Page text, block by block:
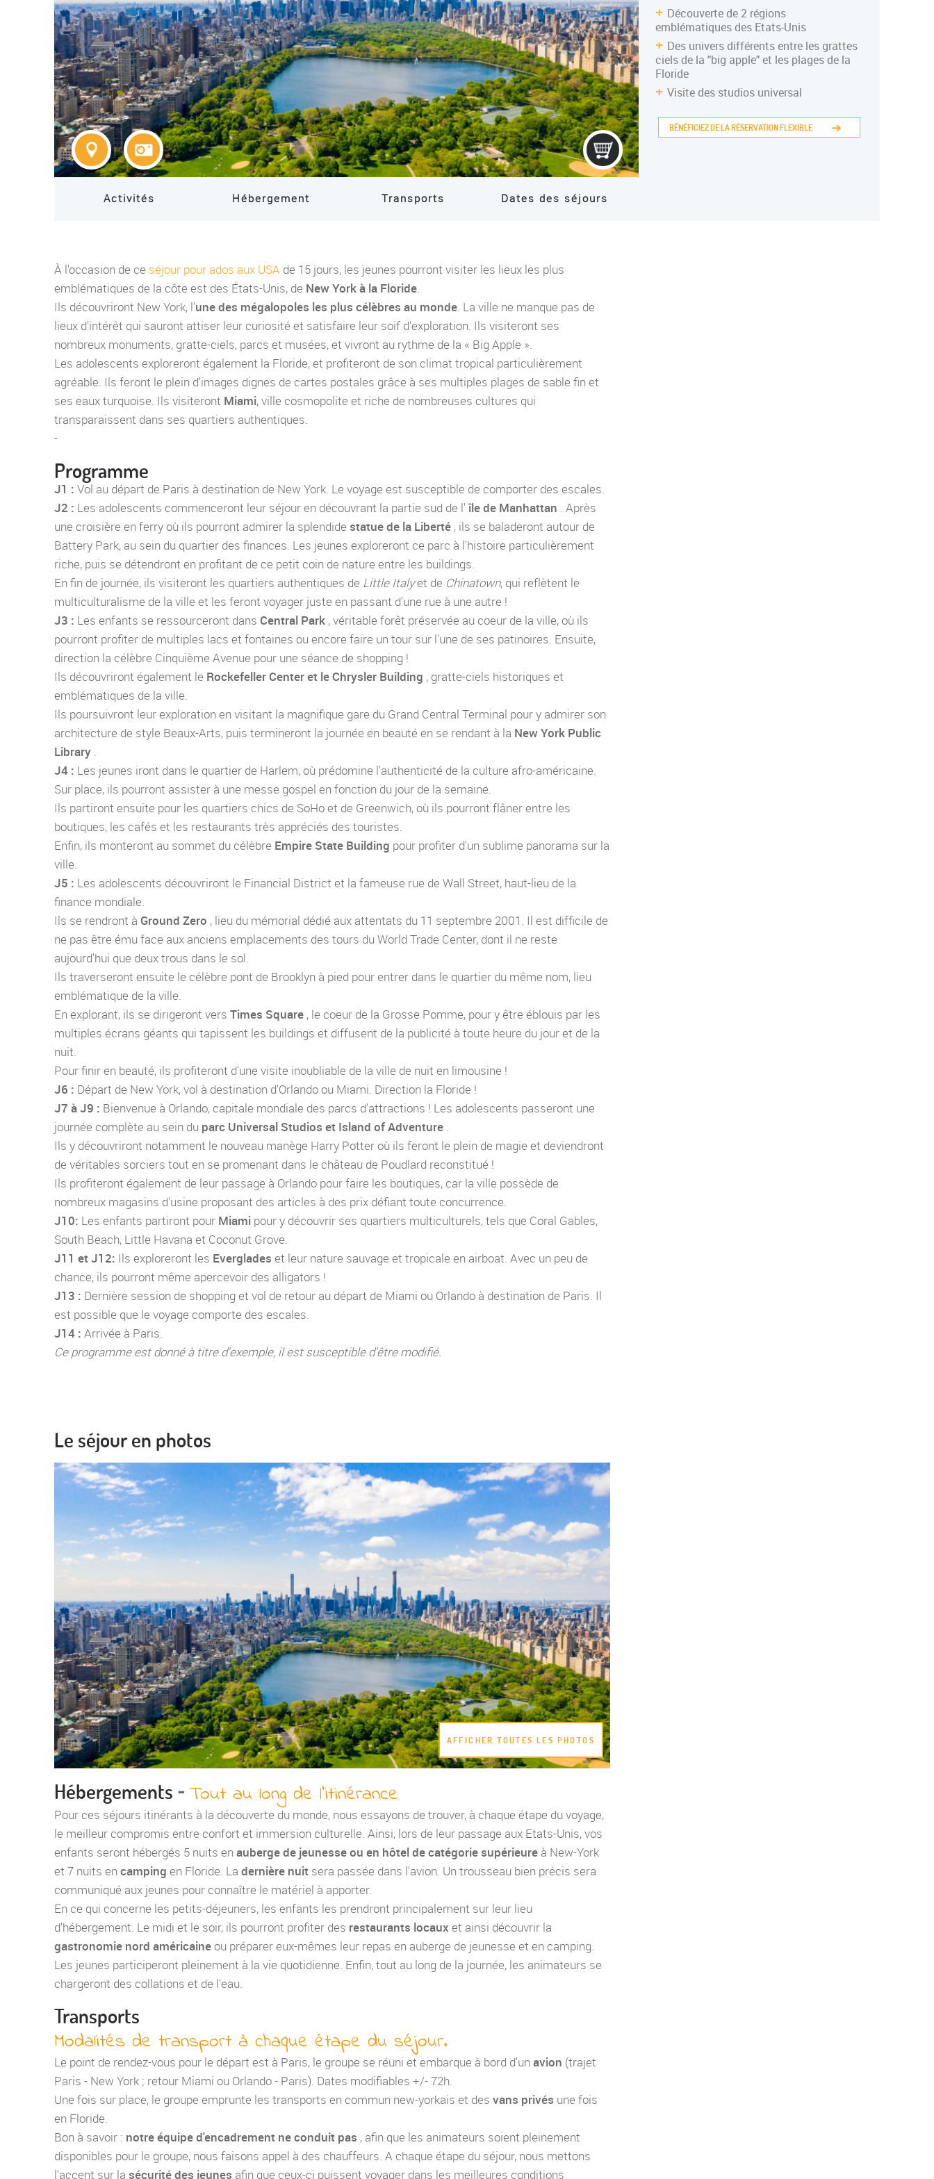
COLONIE ITINERANTE ADO
Activités Hébergement Transports Dates des séjours
Découverte de 2 régions
emblématiques des Etats-Unis
Des univers différents entre les grattes
ciels de la "big apple" et les plages de la
Floride
Visite des studios universal
BÉNÉFICIEZ DE LA RÉSERVATION FLEXIBLE
À l'occasion de ce séjour pour ados aux USA de 15 jours, les jeunes pourront visiter les lieux les plus
emblématiques de la côte est des États-Unis, de New York à la Floride.
Ils découvriront New York, l'une des mégalopoles les plus célèbres au monde. La ville ne manque pas de
lieux d'intérêt qui sauront attiser leur curiosité et satisfaire leur soif d'exploration. Ils visiteront ses
nombreux monuments, gratte-ciels, parcs et musées, et vivront au rythme de la « Big Apple ».
Les adolescents exploreront également la Floride, et profiteront de son climat tropical particulièrement
agréable. Ils feront le plein d'images dignes de cartes postales grâce à ses multiples plages de sable fin et
ses eaux turquoise. Ils visiteront Miami, ville cosmopolite et riche de nombreuses cultures qui
transparaissent dans ses quartiers authentiques.
-
Programme
J1 : Vol au départ de Paris à destination de New York. Le voyage est susceptible de comporter des escales.
J2 : Les adolescents commenceront leur séjour en découvrant la partie sud de l'île de Manhattan . Après
une croisière en ferry où ils pourront admirer la splendide statue de la Liberté , ils se baladeront autour de
Battery Park, au sein du quartier des finances. Les jeunes exploreront ce parc à l'histoire particulièrement
riche, puis se détendront en profitant de ce petit coin de nature entre les buildings.
En fin de journée, ils visiteront les quartiers authentiques de Little Italyet de Chinatown, qui reflètent le
multiculturalisme de la ville et les feront voyager juste en passant d'une rue à une autre !
J3 : Les enfants se ressourceront dans Central Park , véritable forêt préservée au coeur de la ville, où ils
pourront profiter de multiples lacs et fontaines ou encore faire un tour sur l'une de ses patinoires. Ensuite,
direction la célèbre Cinquième Avenue pour une séance de shopping !
Ils découvriront également le Rockefeller Center et le Chrysler Building , gratte-ciels historiques et
emblématiques de la ville.
Ils poursuivront leur exploration en visitant la magnifique gare du Grand Central Terminal pour y admirer son
architecture de style Beaux-Arts, puis termineront la journée en beauté en se rendant à la New York Public
Library .
J4 : Les jeunes iront dans le quartier de Harlem, où prédomine l'authenticité de la culture afro-américaine.
Sur place, ils pourront assister à une messe gospel en fonction du jour de la semaine.
Ils partiront ensuite pour les quartiers chics de SoHo et de Greenwich, où ils pourront flâner entre les
boutiques, les cafés et les restaurants très appréciés des touristes.
Enfin, ils monteront au sommet du célèbre Empire State Building pour profiter d'un sublime panorama sur la
ville.
J5 : Les adolescents découvriront le Financial District et la fameuse rue de Wall Street, haut-lieu de la
finance mondiale.
Ils se rendront à Ground Zero , lieu du mémorial dédié aux attentats du 11 septembre 2001. Il est difficile de
ne pas être ému face aux anciens emplacements des tours du World Trade Center, dont il ne reste
aujourd'hui que deux trous dans le sol.
Ils traverseront ensuite le célèbre pont de Brooklyn à pied pour entrer dans le quartier du même nom, lieu
emblématique de la ville.
En explorant, ils se dirigeront vers Times Square , le coeur de la Grosse Pomme, pour y être éblouis par les
multiples écrans géants qui tapissent les buildings et diffusent de la publicité à toute heure du jour et de la
nuit.
Pour finir en beauté, ils profiteront d'une visite inoubliable de la ville de nuit en limousine !
J6 : Départ de New York, vol à destination d'Orlando ou Miami. Direction la Floride !
J7 à J9 : Bienvenue à Orlando, capitale mondiale des parcs d'attractions ! Les adolescents passeront une
journée complète au sein du parc Universal Studios et Island of Adventure .
Ils y découvriront notamment le nouveau manège Harry Potter où ils feront le plein de magie et deviendront
de véritables sorciers tout en se promenant dans le château de Poudlard reconstitué !
Ils profiteront également de leur passage à Orlando pour faire les boutiques, car la ville possède de
nombreux magasins d'usine proposant des articles à des prix défiant toute concurrence.
J10: Les enfants partiront pour Miami pour y découvrir ses quartiers multiculturels, tels que Coral Gables,
South Beach, Little Havana et Coconut Grove.
J11 et J12: Ils exploreront les Everglades et leur nature sauvage et tropicale en airboat. Avec un peu de
chance, ils pourront même apercevoir des alligators !
J13 : Dernière session de shopping et vol de retour au départ de Miami ou Orlando à destination de Paris. Il
est possible que le voyage comporte des escales.
J14 : Arrivée à Paris.
Ce programme est donné à titre d'exemple, il est susceptible d'être modifié.
Le séjour en photos
AFFICHER TOUTES LES PHOTOS
Hébergements -Tout au long de l'itinérance
Pour ces séjours itinérants à la découverte du monde, nous essayons de trouver, à chaque étape du voyage,
le meilleur compromis entre confort et immersion culturelle. Ainsi, lors de leur passage aux Etats-Unis, vos
enfants seront hébergés 5 nuits enauberge de jeunesse ou en hôtel de catégorie supérieure à New-York
et 7 nuits encamping en Floride. La dernière nuit sera passée dans l'avion. Un trousseau bien précis sera
communiqué aux jeunes pour connaître le matériel à apporter.
En ce qui concerne les petits-déjeuners, les enfants les prendront principalement sur leur lieu
d'hébergement. Le midi et le soir, ils pourront profiter des restaurants locaux et ainsi découvrir la
gastronomie nord américaineou préparer eux-mêmes leur repas en auberge de jeunesse et en camping.
Les jeunes participeront pleinement à la vie quotidienne. Enfin, tout au long de la journée, les animateurs se
chargeront des collations et de l'eau.
Transports
Modalités de transport à chaque étape du séjour.
Le point de rendez-vous pour le départ est à Paris, le groupe se réuni et embarque à bord d'unavion (trajet
Paris - New York ; retour Miami ou Orlando - Paris). Dates modifiables +/- 72h.
Une fois sur place, le groupe emprunte les transports en commun new-yorkais et des vans privés une fois
en Floride.
Bon à savoir : notre équipe d'encadrement ne conduit pas , afin que les animateurs soient pleinement
disponibles pour le groupe, nous faisons appel à des chauffeurs. A chaque étape du séjour, nous mettons
l'accent sur la sécurité des jeunes afin que ceux-ci puissent voyager dans les meilleures conditions